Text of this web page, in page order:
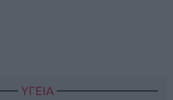
ΥΓΕΙΑ